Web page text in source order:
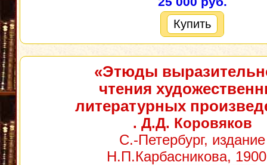
Купить
«Этюды
чтения
литературных
. Д.Д. Коровяков
С.-Петербург, издание
Н.П.Карбасникова, 1900